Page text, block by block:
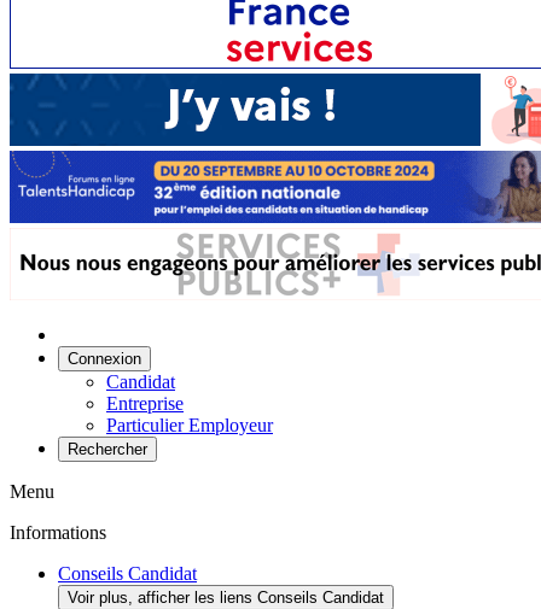
Connexion
Candidat
Entreprise
Particulier Employeur
Rechercher
Menu
Informations
Conseils Candidat
Voir plus, afficher les liens Conseils Candidat